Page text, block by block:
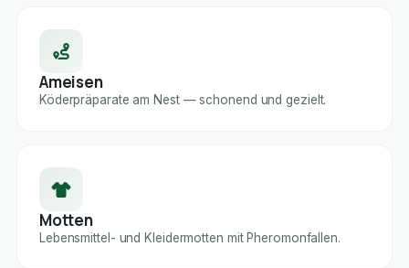
Ameisen
Köderpräparate am Nest — schonend und gezielt.
Motten
Lebensmittel- und Kleidermotten mit Pheromonfallen.